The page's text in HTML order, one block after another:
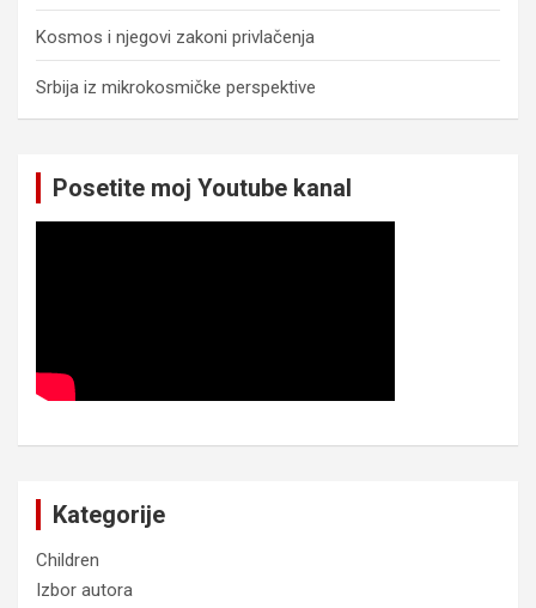
Kosmos i njegovi zakoni privlačenja
Srbija iz mikrokosmičke perspektive
Posetite moj Youtube kanal
Kategorije
Children
Izbor autora